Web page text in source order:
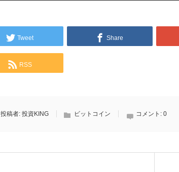
Tweet Share
RSS
投稿者: 投資KING ビットコイン コメント: 0